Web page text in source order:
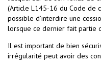
(Article L145-16 du Code de
possible d’interdire une
lorsque ce dernier fait partie
Il est important de bien
irrégularité peut avoir des